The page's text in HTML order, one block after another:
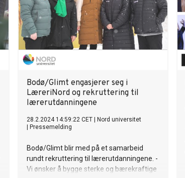
Bodø/Glimt engasjerer seg i
LæreriNord og rekruttering til
lærerutdanningene
28.2.2024 14:59:22 CET
Nord universitet
Pressemelding
Bodø/Glimt blir med på et samarbeid
rundt rekruttering til lærerutdanningene. -
Vi ønsker å bygge sterke og bærekraftige